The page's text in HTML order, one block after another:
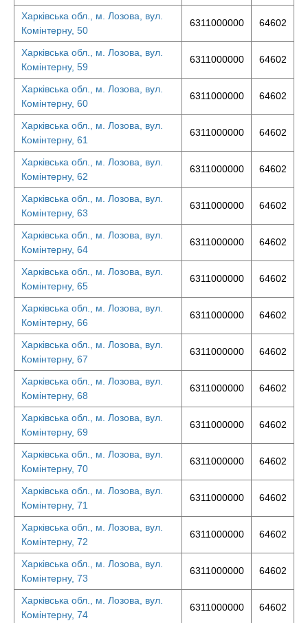
Харківська обл., м. Лозова, вул.
Комінтерну, 50
6311000000 64602
Харківська обл., м. Лозова, вул.
Комінтерну, 59
6311000000 64602
Харківська обл., м. Лозова, вул.
Комінтерну, 60
6311000000 64602
Харківська обл., м. Лозова, вул.
Комінтерну, 61
6311000000 64602
Харківська обл., м. Лозова, вул.
Комінтерну, 62
6311000000 64602
Харківська обл., м. Лозова, вул.
Комінтерну, 63
6311000000 64602
Харківська обл., м. Лозова, вул.
Комінтерну, 64
6311000000 64602
Харківська обл., м. Лозова, вул.
Комінтерну, 65
6311000000 64602
Харківська обл., м. Лозова, вул.
Комінтерну, 66
6311000000 64602
Харківська обл., м. Лозова, вул.
Комінтерну, 67
6311000000 64602
Харківська обл., м. Лозова, вул.
Комінтерну, 68
6311000000 64602
Харківська обл., м. Лозова, вул.
Комінтерну, 69
6311000000 64602
Харківська обл., м. Лозова, вул.
Комінтерну, 70
6311000000 64602
Харківська обл., м. Лозова, вул.
Комінтерну, 71
6311000000 64602
Харківська обл., м. Лозова, вул.
Комінтерну, 72
6311000000 64602
Харківська обл., м. Лозова, вул.
Комінтерну, 73
6311000000 64602
Харківська обл., м. Лозова, вул.
Комінтерну, 74
6311000000 64602